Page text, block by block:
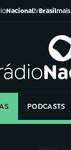
NacionaltvBrasilmais
PODCASTS